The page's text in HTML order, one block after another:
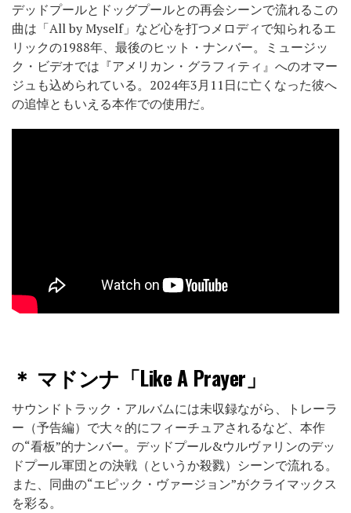
デッドプールとドッグプールとの再会シーンで流れるこの
曲は「All by Myself」など心を打つメロディで知られるエ
リックの1988年、最後のヒット・ナンバー。ミュージッ
ク・ビデオでは『アメリカン・グラフィティ』へのオマー
ジュも込められている。2024年3月11日に亡くなった彼へ
の追悼ともいえる本作での使用だ。
＊ マドンナ「Like A Prayer」
サウンドトラック・アルバムには未収録ながら、トレーラ
ー（予告編）で大々的にフィーチュアされるなど、本作
の“看板”的ナンバー。デッドプール&ウルヴァリンのデッ
ドプール軍団との決戦（というか殺戮）シーンで流れる。
また、同曲の“エピック・ヴァージョン”がクライマックス
を彩る。